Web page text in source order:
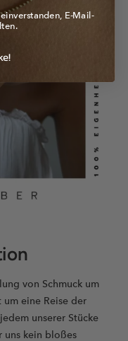
von Schmuck um
um eine Reise der
unserer Stücke
E-Mail-